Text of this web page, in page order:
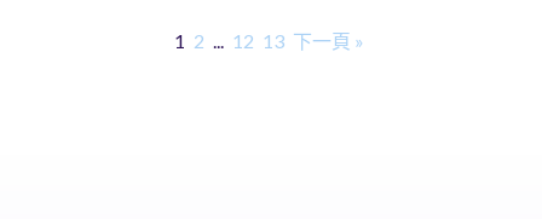
1 2 ... 12 13 下一頁 »